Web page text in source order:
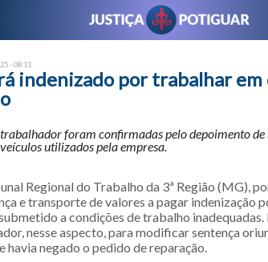
- 08:31
indenizado por trabalhar
foram confirmadas pelo depoimento
utilizados pela empresa.
Regional do Trabalho da 3ª Região (MG),
e transporte de valores a pagar indenização
a condições de trabalho
nesse aspecto, para modificar sentença
havia negado o pedido de reparação.